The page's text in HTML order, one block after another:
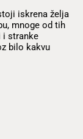
iskrena želja
mnoge od tih
i stranke
bilo kakvu